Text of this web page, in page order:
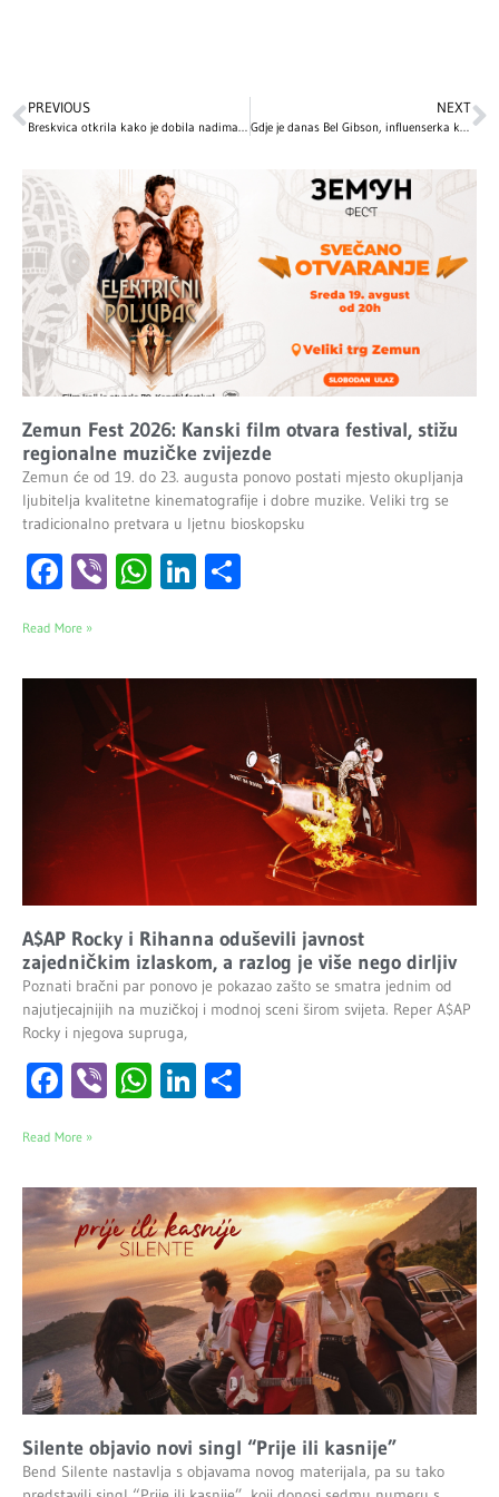
PREVIOUS
Breskvica otkrila kako je dobila nadimak: Zanimljiva priča iza njenog zaštitnog znaka
NEXT
Gdje je danas Bel Gibson, influenserka koja je surovo prevarila svijet lažirajući da je teško bolesna?
Zemun Fest 2026: Kanski film otvara festival, stižu
regionalne muzičke zvijezde
Zemun će od 19. do 23. augusta ponovo postati mjesto okupljanja
ljubitelja kvalitetne kinematografije i dobre muzike. Veliki trg se
tradicionalno pretvara u ljetnu bioskopsku
Facebook
ViberWhatsApp
LinkedIn
Read More »
A$AP Rocky i Rihanna oduševili javnost
zajedničkim izlaskom, a razlog je više nego dirljiv
Poznati bračni par ponovo je pokazao zašto se smatra jednim od
najutjecajnijih na muzičkoj i modnoj sceni širom svijeta. Reper A$AP
Rocky i njegova supruga,
Facebook
ViberWhatsApp
LinkedIn
Read More »
Silente objavio novi singl “Prije ili kasnije”
Bend Silente nastavlja s objavama novog materijala, pa su tako